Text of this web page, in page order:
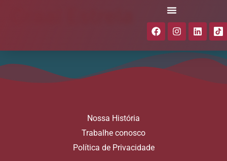
Nossa História
Trabalhe conosco
Política de Privacidade